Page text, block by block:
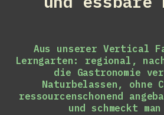
Aus unserer Vertical
Lerngarten: regional,
die Gastronomie
Naturbelassen, ohne
ressourcenschonend
und schmeckt